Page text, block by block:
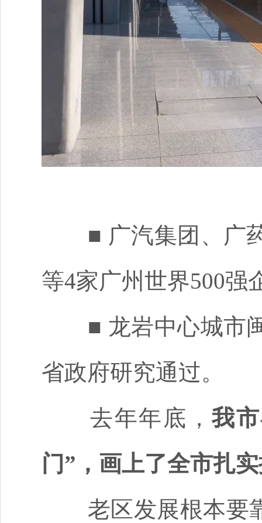
■ 广汽集团、广
等4家广州世界500强
■ 龙岩中心城市
省政府研究通过。
去年年底，我
门”，画上了全市扎
老区发展根本要靠